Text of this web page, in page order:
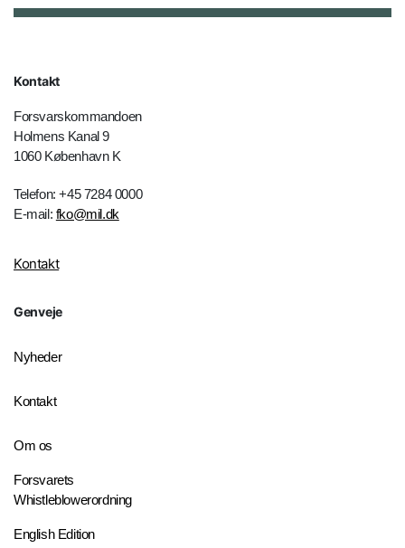
Kontakt
Forsvarskommandoen
Holmens Kanal 9
1060 København K
Telefon: +45 7284 0000
E-mail: fko@mil.dk
Kontakt
Genveje
Nyheder
Kontakt
Om os
Forsvarets
Whistleblowerordning
English Edition